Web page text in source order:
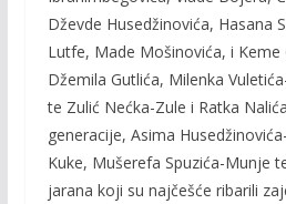
Dževde Husedžinovića, Hasana
Lutfe, Made Mošinovića, i
Džemila Gutlića, Milenka
te Zulić Nećka-Zule i Ratka
generacije, Asima
Kuke, Mušerefa Spuzića-Munje
jarana koji su najčešće ribarili